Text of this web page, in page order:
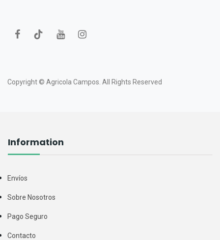
Copyright © Agricola Campos. All Rights Reserved
Information
Envíos
Sobre Nosotros
Pago Seguro
Contacto